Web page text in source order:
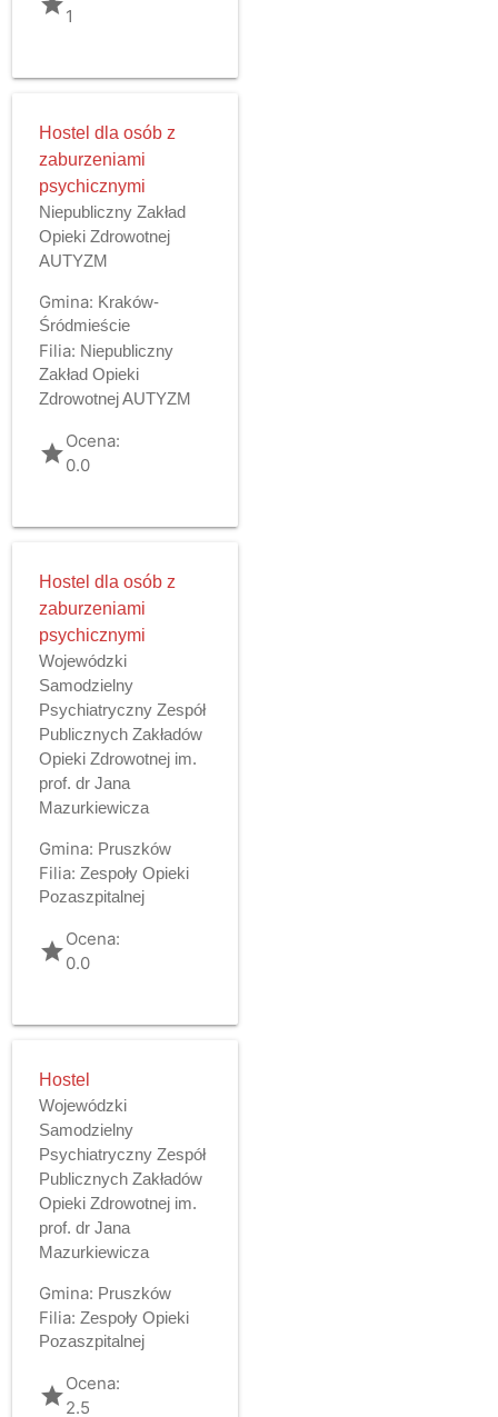
1
Hostel dla osób z
zaburzeniami
psychicznymi
Niepubliczny Zakład
Opieki Zdrowotnej
AUTYZM
Gmina: Kraków-
Śródmieście
Filia: Niepubliczny
Zakład Opieki
Zdrowotnej AUTYZM
gradeOcena:
0.0
Hostel dla osób z
zaburzeniami
psychicznymi
Wojewódzki
Samodzielny
Psychiatryczny Zespół
Publicznych Zakładów
Opieki Zdrowotnej im.
prof. dr Jana
Mazurkiewicza
Gmina: Pruszków
Filia: Zespoły Opieki
Pozaszpitalnej
gradeOcena:
0.0
Hostel
Wojewódzki
Samodzielny
Psychiatryczny Zespół
Publicznych Zakładów
Opieki Zdrowotnej im.
prof. dr Jana
Mazurkiewicza
Gmina: Pruszków
Filia: Zespoły Opieki
Pozaszpitalnej
gradeOcena:
2.5